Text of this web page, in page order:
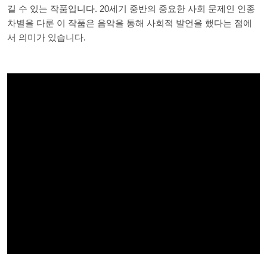
길 수 있는 작품입니다. 20세기 중반의 중요한 사회 문제인 인종
차별을 다룬 이 작품은 음악을 통해 사회적 발언을 했다는 점에
서 의미가 있습니다.